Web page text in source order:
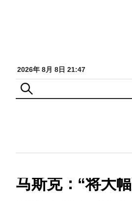
2026年 8月 8日 21:47
马斯克：“将大